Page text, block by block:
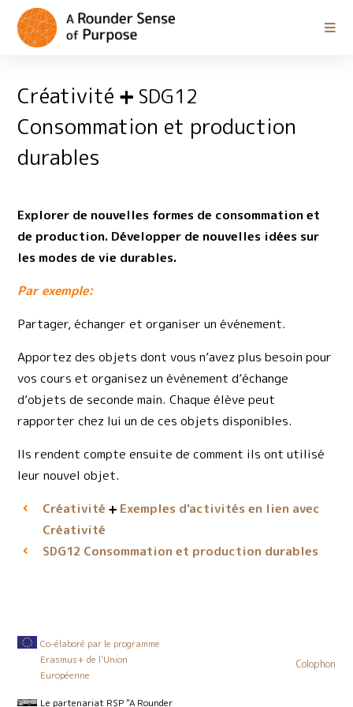
Créativité SDG12
Consommation et production
durables
Explorer de nouvelles formes de consommation et
de production. Développer de nouvelles idées sur
les modes de vie durables.
Par exemple:
Partager, échanger et organiser un événement.
Apportez des objets dont vous n’avez plus besoin pour
vos cours et organisez un événement d’échange
d’objets de seconde main. Chaque élève peut
rapporter chez lui un de ces objets disponibles.
Ils rendent compte ensuite de comment ils ont utilisé
leur nouvel objet.
Créativité
Exemples d'activités en lien avec
Créativité
SDG12 Consommation et production durables
Co-élaboré par le programme
Erasmus+ de l'Union
Européenne
Le partenariat RSP "A Rounder
Colophon